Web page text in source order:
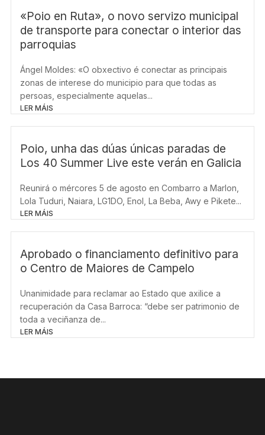
«Poio en Ruta», o novo servizo municipal
de transporte para conectar o interior das
parroquias
Ángel Moldes: «O obxectivo é conectar as principais
zonas de interese do municipio para que todas as
persoas, especialmente aquelas...
LER MÁIS
Poio, unha das dúas únicas paradas de
Los 40 Summer Live este verán en Galicia
Reunirá o mércores 5 de agosto en Combarro a Marlon,
Lola Tuduri, Naiara, LG1DO, Enol, La Beba, Awy e Pikete...
LER MÁIS
Aprobado o financiamento definitivo para
o Centro de Maiores de Campelo
Unanimidade para reclamar ao Estado que axilice a
recuperación da Casa Barroca: “debe ser patrimonio de
toda a veciñanza de...
LER MÁIS